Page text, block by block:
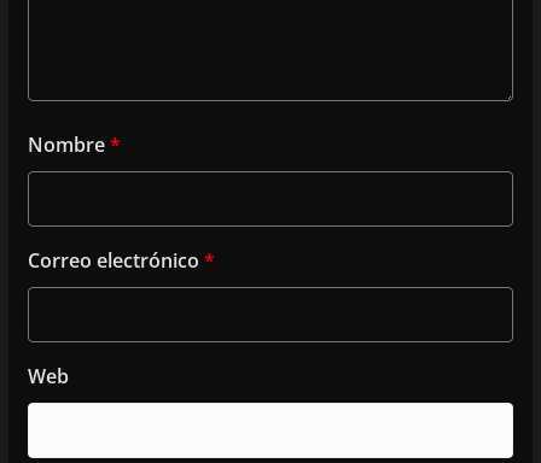
Nombre*
Correo electrónico *
Web